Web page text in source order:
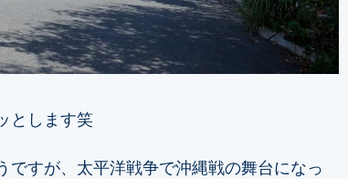
とします笑
ですが、太平洋戦争で沖縄戦の舞台になっ